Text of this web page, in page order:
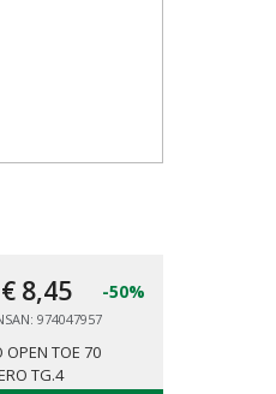
€ 8,45 -50%
974047957
OPEN TOE 70
TG.4